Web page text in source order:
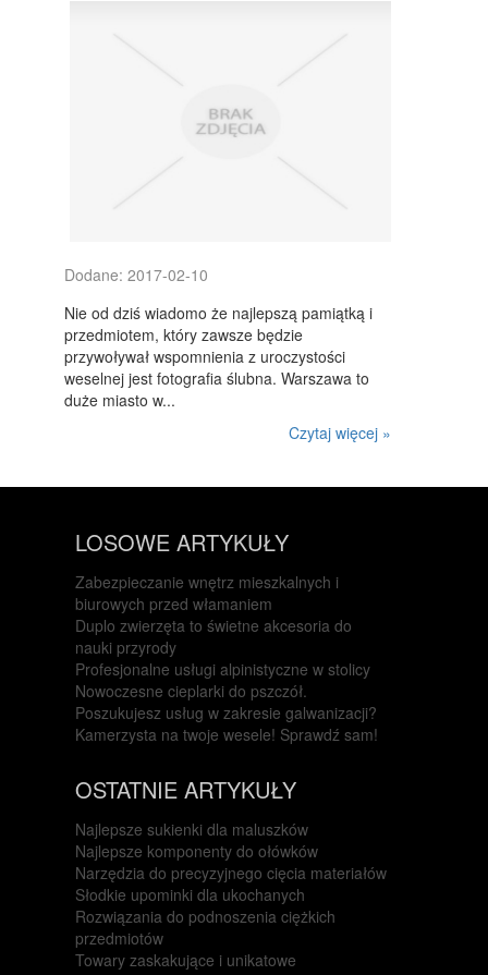
Dodane: 2017-02-10
Nie od dziś wiadomo że najlepszą pamiątką i
przedmiotem, który zawsze będzie
przywoływał wspomnienia z uroczystości
weselnej jest fotografia ślubna. Warszawa to
duże miasto w...
Czytaj więcej »
LOSOWE ARTYKUŁY
Zabezpieczanie wnętrz mieszkalnych i
biurowych przed włamaniem
Duplo zwierzęta to świetne akcesoria do
nauki przyrody
Profesjonalne usługi alpinistyczne w stolicy
Nowoczesne cieplarki do pszczół.
Poszukujesz usług w zakresie galwanizacji?
Kamerzysta na twoje wesele! Sprawdź sam!
OSTATNIE ARTYKUŁY
Najlepsze sukienki dla maluszków
Najlepsze komponenty do ołówków
Narzędzia do precyzyjnego cięcia materiałów
Słodkie upominki dla ukochanych
Rozwiązania do podnoszenia ciężkich
przedmiotów
Towary zaskakujące i unikatowe